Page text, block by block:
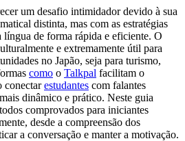
um desafio intimidador devido à sua
distinta, mas com as estratégias
língua de forma rápida e eficiente. O
e extremamente útil para
no Japão, seja para turismo,
como o Talkpal facilitam o
conectarestudantes com falantes
dinâmico e prático. Neste guia
comprovados para iniciantes
desde a compreensão dos
a conversação e manter a motivação.